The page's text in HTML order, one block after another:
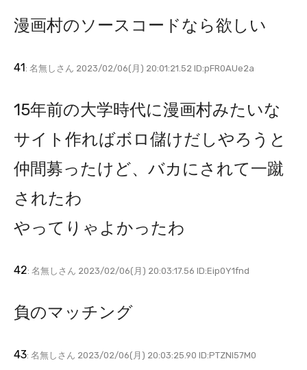
漫画村のソースコードなら欲しい
41: 名無しさん 2023/02/06(月) 20:01:21.52 ID:pFR0AUe2a
15年前の大学時代に漫画村みたいな
サイト作ればボロ儲けだしやろうと
仲間募ったけど、バカにされて一蹴
されたわ
やってりゃよかったわ
42: 名無しさん 2023/02/06(月) 20:03:17.56 ID:Eip0Y1fnd
負のマッチング
43: 名無しさん 2023/02/06(月) 20:03:25.90 ID:PTZNI57M0